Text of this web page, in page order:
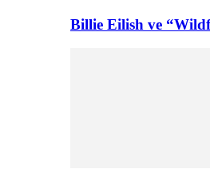
Billie Eilish ve